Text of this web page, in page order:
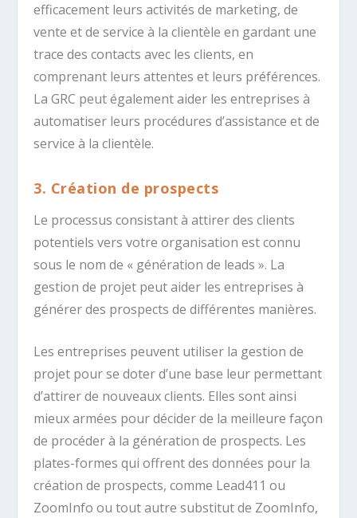
efficacement leurs activités de marketing, de
vente et de service à la clientèle en gardant une
trace des contacts avec les clients, en
comprenant leurs attentes et leurs préférences.
La GRC peut également aider les entreprises à
automatiser leurs procédures d’assistance et de
service à la clientèle.
3. Création de prospects
Le processus consistant à attirer des clients
potentiels vers votre organisation est connu
sous le nom de « génération de leads ». La
gestion de projet peut aider les entreprises à
générer des prospects de différentes manières.
Les entreprises peuvent utiliser la gestion de
projet pour se doter d’une base leur permettant
d’attirer de nouveaux clients. Elles sont ainsi
mieux armées pour décider de la meilleure façon
de procéder à la génération de prospects. Les
plates-formes qui offrent des données pour la
création de prospects, comme Lead411 ou
ZoomInfo ou tout autre substitut de ZoomInfo,